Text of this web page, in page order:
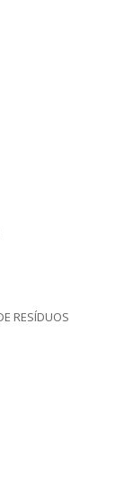
RESÍDUOS